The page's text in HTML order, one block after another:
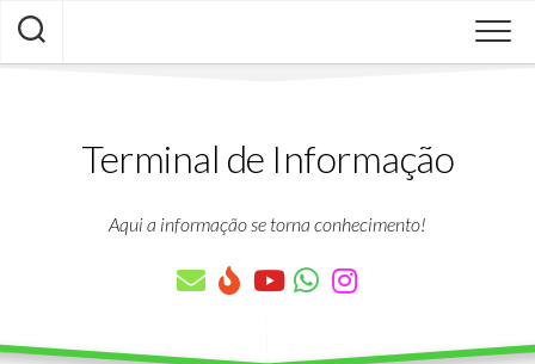
Skip
content
Terminal de Informação
Aqui a informação se torna conhecimento!